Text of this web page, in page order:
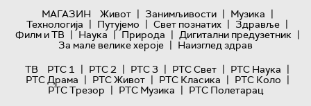
МАГАЗИН
Живот | Занимљивости | Музика |
Технологијa | Путујемо | Свет познатих | Здравље |
Филм и ТВ | Наука | Природа | Дигитални предузетник |
За мале велике хероје | Наизглед здрав
ТВ
РТС 1 | РТС 2 | РТС 3 | РТС Свет | РТС Наука |
РТС Драма | РТС Живот | РТС Класика | РТС Коло |
РТС Трезор | РТС Музика | РТС Полетарац